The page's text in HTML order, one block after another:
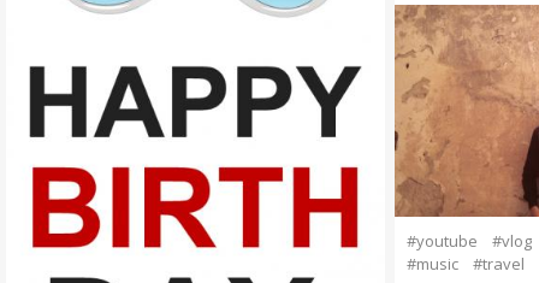
#youtube
#vlog
#music
#travel